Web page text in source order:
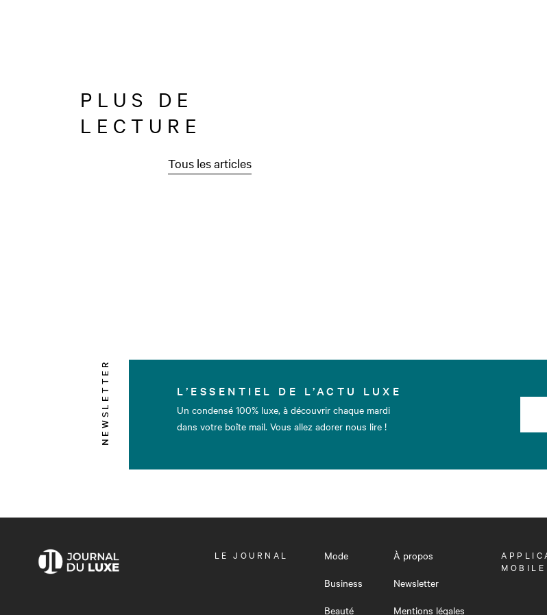
PLUS DE
LECTURE
Tous les articles
NEWSLETTER L’ESSENTIEL DE L’ACTU LUXE
Un condensé 100% luxe, à découvrir chaque mardi
dans votre boîte mail. Vous allez adorer nous lire !
OUVRIR
LE JOURNAL
Mode
Business
Beauté
À propos
Newsletter
Mentions légales
OUVRIR
LE
MOBILE